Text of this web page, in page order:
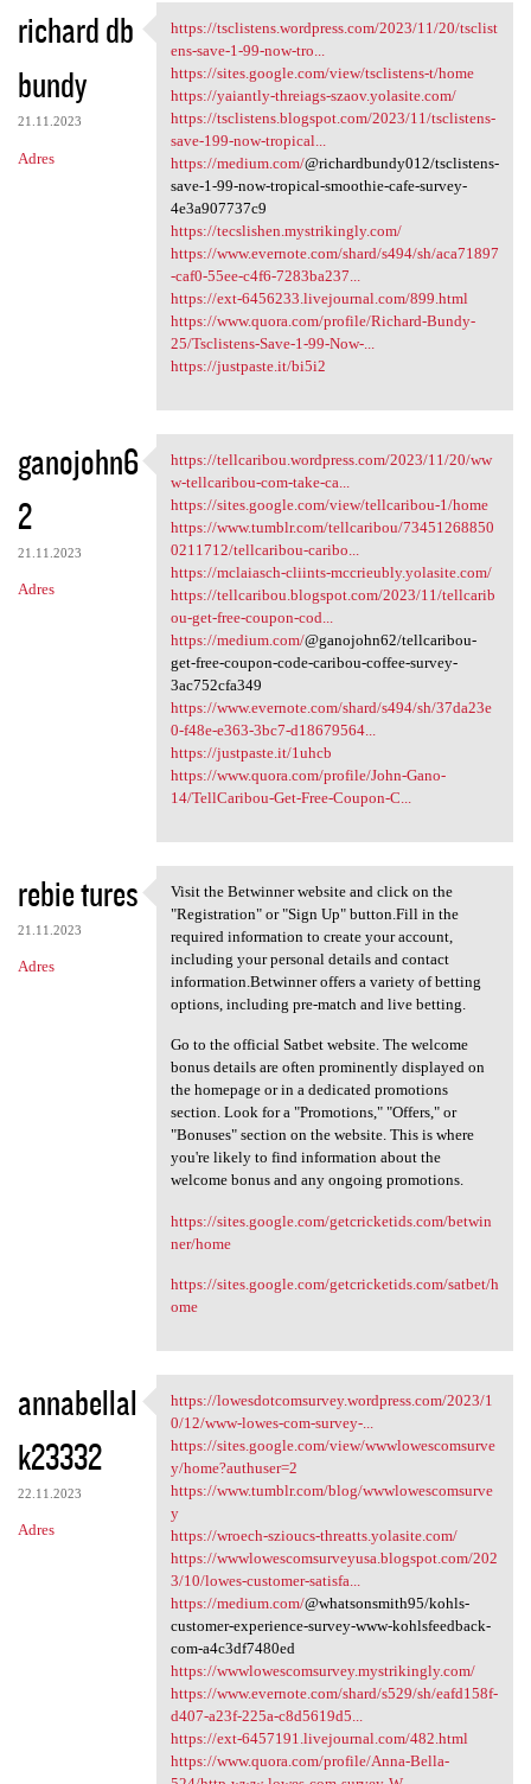
richard db
bundy
21.11.2023
Adres
https://tsclistens.wordpress
https://tsclistens.wordpress.com/2023/11/20/tsclist
ens-save-1-99-now-tro...
https://sites.google.com/view/tsclistens-t/home
https://yaiantly-threiags-szaov.yolasite.com/
https://tsclistens.blogspot.com/2023/11/tsclistens-
save-199-now-tropical...
https://medium.com/@richardbundy012/tsclistens-
save-1-99-now-tropical-smoothie-cafe-survey-
4e3a907737c9
https://tecslishen.mystrikingly.com/
https://www.evernote.com/shard/s494/sh/aca71897
-caf0-55ee-c4f6-7283ba237...
https://ext-6456233.livejournal.com/899.html
https://www.quora.com/profile/Richard-Bundy-
25/Tsclistens-Save-1-99-Now-...
https://justpaste.it/bi5i2
ganojohn6
2
21.11.2023
Adres
https://tellcaribou.wordpress
https://tellcaribou.wordpress.com/2023/11/20/ww
w-tellcaribou-com-take-ca...
https://sites.google.com/view/tellcaribou-1/home
https://www.tumblr.com/tellcaribou/73451268850
0211712/tellcaribou-caribo...
https://mclaiasch-cliints-mccrieubly.yolasite.com/
https://tellcaribou.blogspot.com/2023/11/tellcarib
ou-get-free-coupon-cod...
https://medium.com/@ganojohn62/tellcaribou-
get-free-coupon-code-caribou-coffee-survey-
3ac752cfa349
https://www.evernote.com/shard/s494/sh/37da23e
0-f48e-e363-3bc7-d18679564...
https://justpaste.it/1uhcb
https://www.quora.com/profile/John-Gano-
14/TellCaribou-Get-Free-Coupon-C...
rebie tures
21.11.2023
Adres
Visit the Betwinner website
Visit the Betwinner website and click on the
"Registration" or "Sign Up" button.Fill in the
required information to create your account,
including your personal details and contact
information.Betwinner offers a variety of betting
options, including pre-match and live betting.
Go to the official Satbet website. The welcome
bonus details are often prominently displayed on
the homepage or in a dedicated promotions
section. Look for a "Promotions," "Offers," or
"Bonuses" section on the website. This is where
you're likely to find information about the
welcome bonus and any ongoing promotions.
https://sites.google.com/getcricketids.com/betwin
ner/home
https://sites.google.com/getcricketids.com/satbet/h
ome
annabellal
k23332
22.11.2023
Adres
https://lowesdotcomsurvey
https://lowesdotcomsurvey.wordpress.com/2023/1
0/12/www-lowes-com-survey-...
https://sites.google.com/view/wwwlowescomsurve
y/home?authuser=2
https://www.tumblr.com/blog/wwwlowescomsurve
y
https://wroech-szioucs-threatts.yolasite.com/
https://wwwlowescomsurveyusa.blogspot.com/202
3/10/lowes-customer-satisfa...
https://medium.com/@whatsonsmith95/kohls-
customer-experience-survey-www-kohlsfeedback-
com-a4c3df7480ed
https://wwwlowescomsurvey.mystrikingly.com/
https://www.evernote.com/shard/s529/sh/eafd158f-
d407-a23f-225a-c8d5619d5...
https://ext-6457191.livejournal.com/482.html
https://www.quora.com/profile/Anna-Bella-